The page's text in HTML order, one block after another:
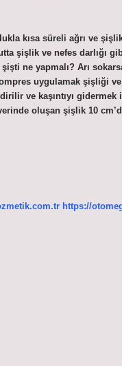
kısa süreli ağrı ve
şişlik ve nefes darlığı
ne yapmalı? Arı
uygulamak şişliği
ve kaşıntıyı
oluşan şişlik 10
https://